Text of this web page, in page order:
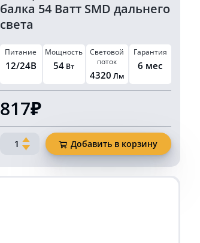
балка 54 Ватт SMD дальнего
света
Питание
12/24В
Мощность
54 Вт
Световой
поток
4320 Лм
Гарантия
6 мес
817₽
Количество
Однорядная
светодиодная
Добавить в корзину